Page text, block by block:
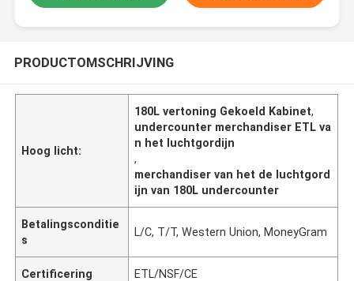
PRODUCTOMSCHRIJVING
Hoog licht:
180L vertoning Gekoeld Kabinet,
undercounter merchandiser ETL va
n het luchtgordijn
,
merchandiser van het de luchtgord
ijn van 180L undercounter
Betalingsconditie
s
L/C, T/T, Western Union, MoneyGram
Certificering ETL/NSF/CE